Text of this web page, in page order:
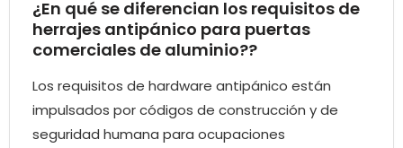
¿En qué se diferencian los requisitos de
herrajes antipánico para puertas
comerciales de aluminio??
Los requisitos de hardware antipánico están
impulsados ​​por códigos de construcción y de
seguridad humana para ocupaciones